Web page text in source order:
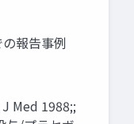
報告事例
Med 1988;;